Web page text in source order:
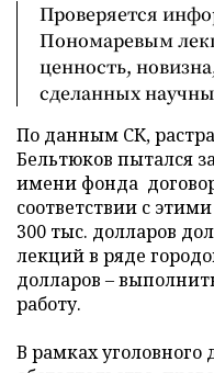
Проверяется
Пономаревым
ценность,
сделанных
По данным СК,
Бельтюков пытался
имени фонда
соответствии с
300 тыс. долларов
лекций в ряде
долларов –
работу.
В рамках уголовного